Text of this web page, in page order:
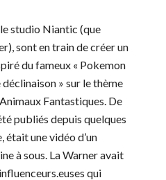
studio Niantic (que
sont en train de créer un
du fameux « Pokemon
déclinaison » sur le thème
Fantastiques. De
publiés depuis quelques
était une vidéo d’un
à sous. La Warner avait
qui